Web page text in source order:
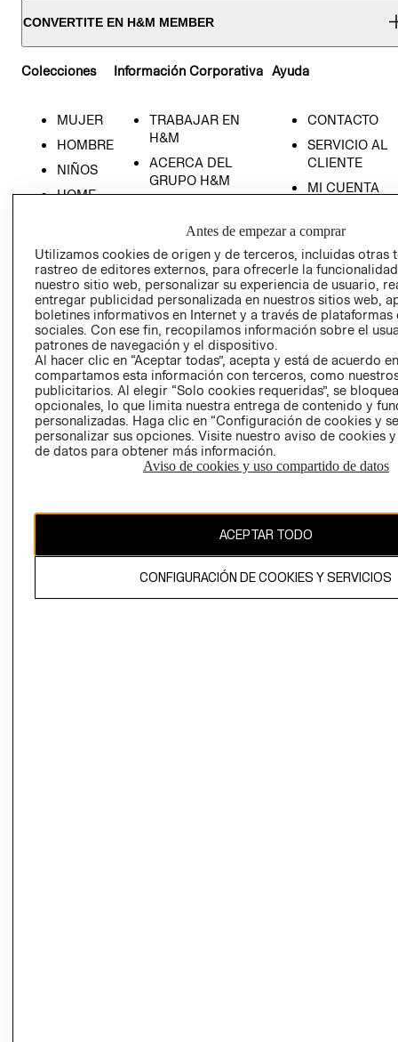
CONVERTITE EN H&M MEMBER
Colecciones
MUJER
HOMBRE
NIÑOS
HOME
Información Corporativa
TRABAJAR EN
H&M
ACERCA DEL
GRUPO H&M
SOCIAL
PRENSA
RELACIÓN CON
INVERSIONISTAS
POLÍTICA
EMPRESARIAL
Ayuda
CONTACTO
SERVICIO AL
CLIENTE
MI CUENTA
TIENDAS
- RETIRO EN
TIENDA
TÉRMINOS Y
CONDICIONES
AVISO DE
PRIVACIDAD
GIFT CARD
AVISO DE
COOKIES
CAMBIAR REGIÓN
Antes de empezar a comprar
Utilizamos cookies de origen y de terceros, incluidas otras
rastreo de editores externos, para ofrecerle la
nuestro sitio web, personalizar su experiencia de usuario,
entregar publicidad personalizada en nuestros sitios web,
boletines informativos en Internet y a través de plataformas
sociales. Con ese fin, recopilamos información sobre el
patrones de navegación y el dispositivo.
Al hacer clic en “Aceptar todas”, acepta y está de acuerdo
compartamos esta información con terceros, como
publicitarios. Al elegir “Solo cookies requeridas”, se
opcionales, lo que limita nuestra entrega de contenido y
personalizadas. Haga clic en “Configuración de cookies y
personalizar sus opciones. Visite nuestro aviso de cookies
de datos para obtener más información.
Aviso de cookies y uso compartido de datos
ACEPTAR TODO
CONFIGURACIÓN DE COOKIES Y SERVICIOS